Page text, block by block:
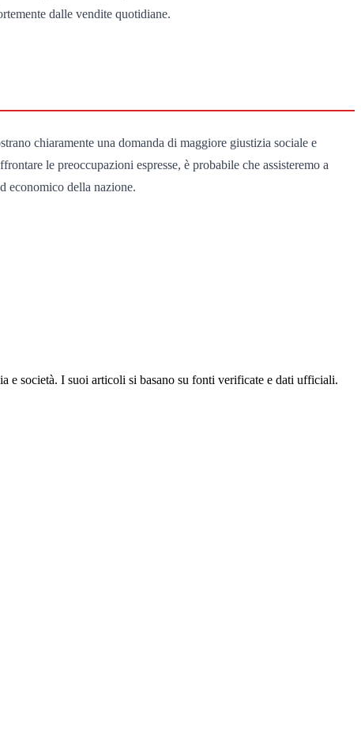
dalle vendite quotidiane.
chiaramente una domanda di maggiore giustizia sociale e
le preoccupazioni espresse, è probabile che assisteremo a
economico della nazione.
e società. I suoi articoli si basano su fonti verificate e dati ufficiali.